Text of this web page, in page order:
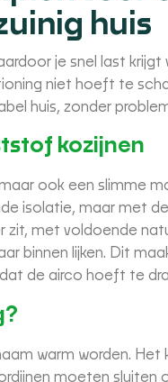
huis
je snel last
niet hoeft te
huis, zonder
kozijnen
ook een slimme
isolatie, maar met
zit, met voldoende
binnen lijken. Dit
de airco hoeft te
warm worden.
moeten